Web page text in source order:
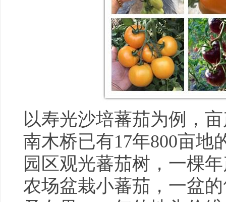
以寿光沙培蕃茄为例，
南木桥已有17年800亩地
园区观光蕃茄树，一棵
农场盆栽小蕃茄，一盆